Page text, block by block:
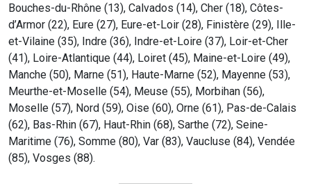
Bouches-du-Rhône (13), Calvados (14), Cher (18), Côtes-
d’Armor (22), Eure (27), Eure-et-Loir (28), Finistère (29), Ille-
et-Vilaine (35), Indre (36), Indre-et-Loire (37), Loir-et-Cher
(41), Loire-Atlantique (44), Loiret (45), Maine-et-Loire (49),
Manche (50), Marne (51), Haute-Marne (52), Mayenne (53),
Meurthe-et-Moselle (54), Meuse (55), Morbihan (56),
Moselle (57), Nord (59), Oise (60), Orne (61), Pas-de-Calais
(62), Bas-Rhin (67), Haut-Rhin (68), Sarthe (72), Seine-
Maritime (76), Somme (80), Var (83), Vaucluse (84), Vendée
(85), Vosges (88).